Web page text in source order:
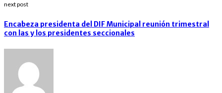
next post
Encabeza presidenta del DIF Municipal reunión trimestral
con las y los presidentes seccionales